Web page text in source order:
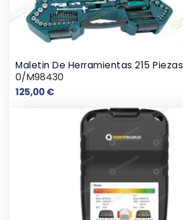
Maletin De Herramientas 215 Piezas
0/M98430
125,00 €Precio